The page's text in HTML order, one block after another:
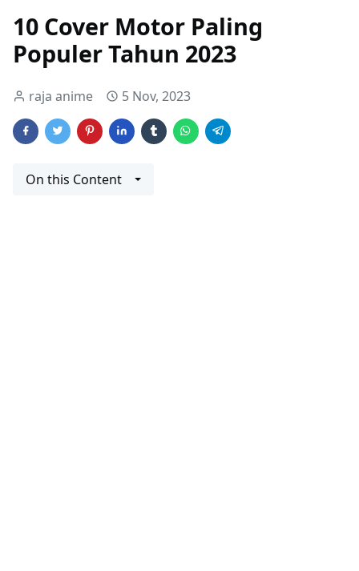
10 Cover Motor Paling
Populer Tahun 2023
raja anime 5 Nov, 2023
On this Content